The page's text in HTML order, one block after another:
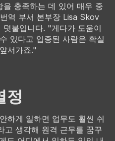
충족하는 데 있어 매우 중
역 부서 본부장 Lisa Skov
붙입니다. "게다가 도움이
있다고 입증된 사람은 확실
서가죠."
정
하게 일하면 업무도 훨씬 쉬
고 생각해 원격 근무를 꿈꾸